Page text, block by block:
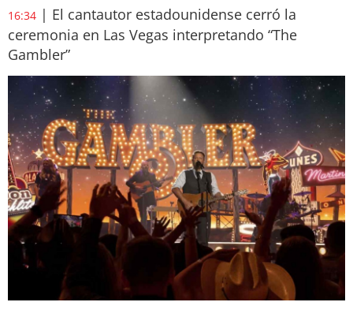
16:34 | El cantautor estadounidense cerró la
ceremonia en Las Vegas interpretando “The
Gambler”